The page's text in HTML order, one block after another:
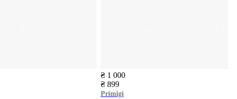
₴ 1 000
₴ 899
Primigi